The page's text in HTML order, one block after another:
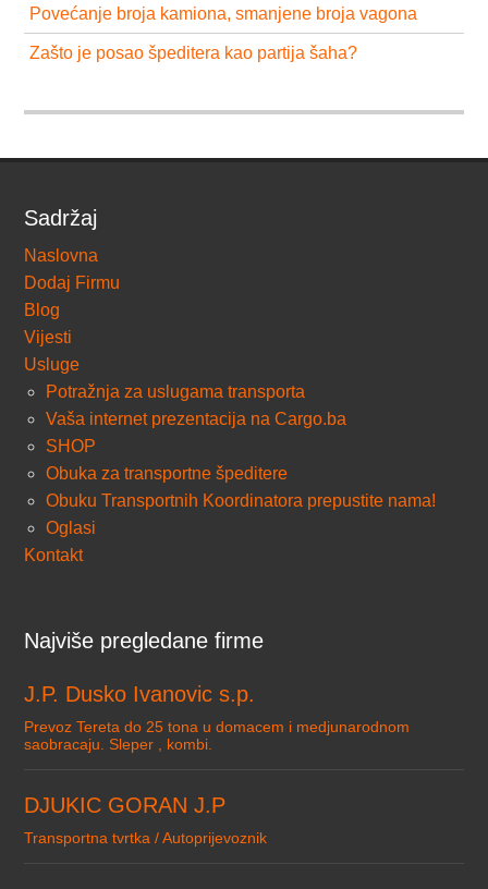
Povećanje broja kamiona, smanjene broja vagona
Zašto je posao špeditera kao partija šaha?
Sadržaj
Naslovna
Dodaj Firmu
Blog
Vijesti
Usluge
Potražnja za uslugama transporta
Vaša internet prezentacija na Cargo.ba
SHOP
Obuka za transportne špeditere
Obuku Transportnih Koordinatora prepustite nama!
Oglasi
Kontakt
Najviše pregledane firme
J.P. Dusko Ivanovic s.p.
Prevoz Tereta do 25 tona u domacem i medjunarodnom
saobracaju. Sleper , kombi.
DJUKIC GORAN J.P
Transportna tvrtka / Autoprijevoznik